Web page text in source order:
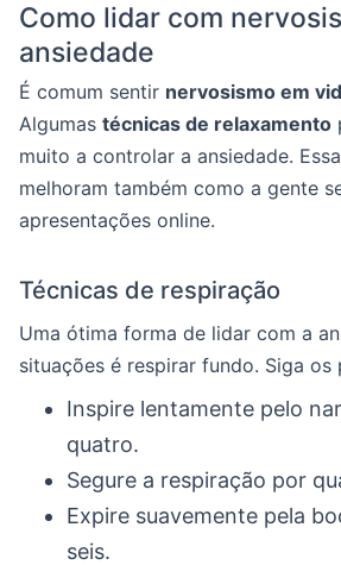
Como lidar com
ansiedade
É comum sentir nervosismo em
Algumas técnicas de relaxamento
muito a controlar a ansiedade.
melhoram também como a gente
apresentações online.
Técnicas de respiração
Uma ótima forma de lidar com a
situações é respirar fundo. Siga os
Inspire lentamente pelo
quatro.
Segure a respiração por
Expire suavemente pela
seis.